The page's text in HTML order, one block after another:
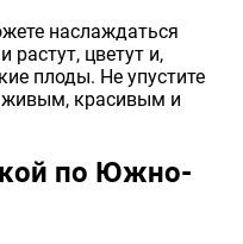
наслаждаться
растут, цветут и,
плоды. Не упустите
живым, красивым и
по Южно-